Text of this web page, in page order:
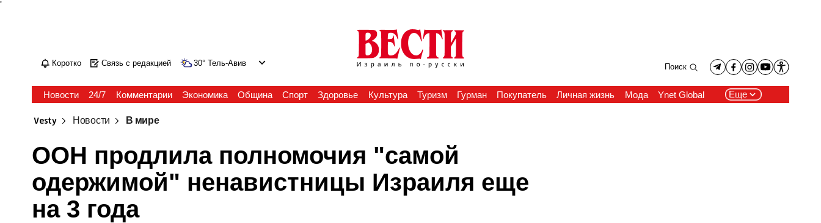
'
Коротко Связь с редакцией 30° Тель-Авив Поиск
Новости 24/7 Комментарии Экономика Община Спорт Здоровье Культура Туризм Гурман Покупатель Личная жизнь Мода Ynet Global Еще
Vesty Новости В мире
ООН продлила полномочия "самой
одержимой" ненавистницы Израиля еще
на 3 года